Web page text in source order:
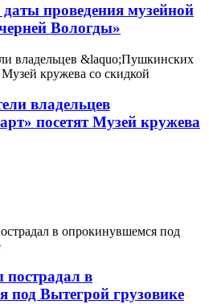
проведения музейной
Вологды»
владельцев
посетят Музей кружева
в
под Вытегрой грузовике